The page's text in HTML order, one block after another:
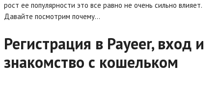
рост ее популярности это все равно не очень сильно влияет.
Давайте посмотрим почему…
Регистрация в Payeer, вход и
знакомство с кошельком